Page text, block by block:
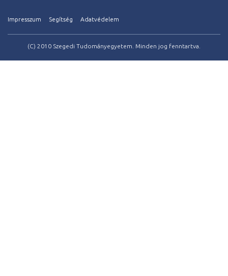
Impresszum Segítség Adatvédelem
(C) 2010 Szegedi Tudományegyetem. Minden jog fenntartva.